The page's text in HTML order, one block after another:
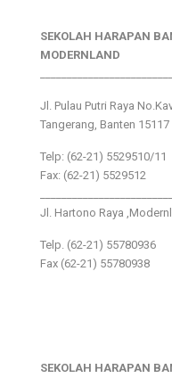
SEKOLAH HARAPAN
MODERNLAND
Jl. Pulau Putri Raya
Tangerang, Banten 15117
Telp: (62-21) 5529510/11
Fax: (62-21) 5529512
Jl. Hartono Raya
Telp. (62-21) 55780936
Fax (62-21) 55780938
SEKOLAH HARAPAN